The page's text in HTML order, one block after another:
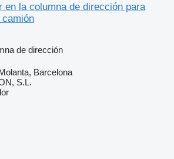
en la columna de dirección para
camión
de dirección
Barcelona
S.L.